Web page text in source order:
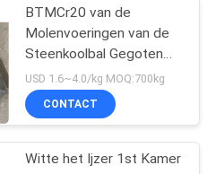
BTMCr20 van de
Molenvoeringen van de
Steenkoolbal Gegoten
het Proces Slijtvast Wit
Gietijzer Zand
USD 1.6~4.0/kg MOQ:700kg
CONTACT
Witte het Ijzer 1st Kamer